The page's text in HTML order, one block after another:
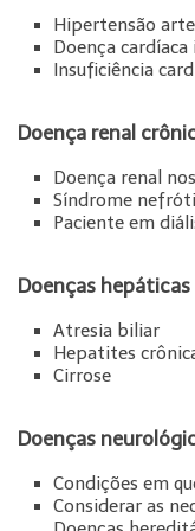
Hipertensão
Doença cardíaca
Insuficiência
Doença renal
Doença renal
Síndrome
Paciente em
Doenças
Atresia biliar
Hepatites
Cirrose
Doenças
Condições em
Considerar as